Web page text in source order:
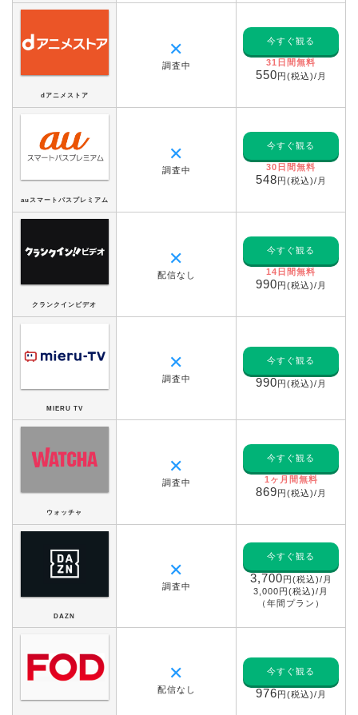
dアニメストア
✕
調査中
今すぐ観る
31日間無料
550円(税込)/月
auスマートパスプレミアム
✕
調査中
今すぐ観る
30日間無料
548円(税込)/月
クランクインビデオ
✕
配信なし
今すぐ観る
14日間無料
990円(税込)/月
MIERU TV
✕
調査中
今すぐ観る
990円(税込)/月
ウォッチャ
✕
調査中
今すぐ観る
1ヶ月間無料
869円(税込)/月
DAZN
✕
調査中
今すぐ観る
3,700円(税込)/月
3,000円(税込)/月
（年間プラン）
✕
配信なし
今すぐ観る
976円(税込)/月